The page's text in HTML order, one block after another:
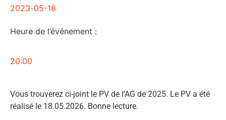
2023-05-18
Heure de l’événement :
20:00
Vous trouverez ci-joint le PV de l’AG de 2025. Le PV a été
réalisé le 18.05.2026. Bonne lecture.